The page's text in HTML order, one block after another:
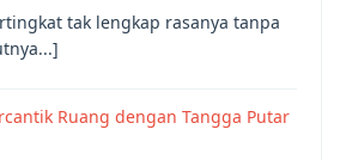
tak lengkap rasanya tanpa
Ruang dengan Tangga Putar